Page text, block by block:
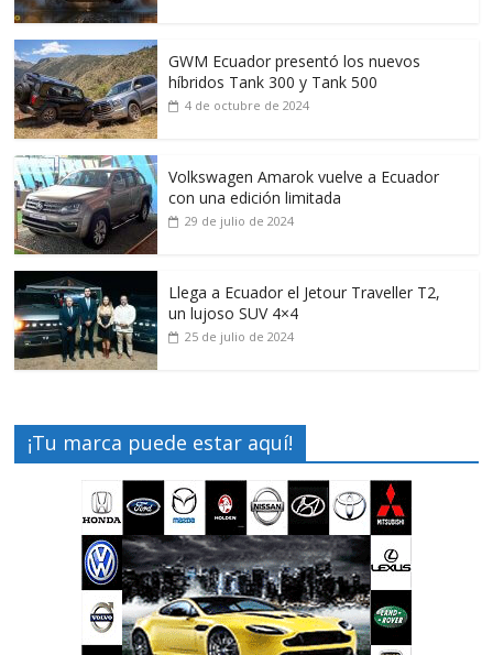
GWM Ecuador presentó los nuevos
híbridos Tank 300 y Tank 500
4 de octubre de 2024
Volkswagen Amarok vuelve a Ecuador
con una edición limitada
29 de julio de 2024
Llega a Ecuador el Jetour Traveller T2,
un lujoso SUV 4×4
25 de julio de 2024
¡Tu marca puede estar aquí!